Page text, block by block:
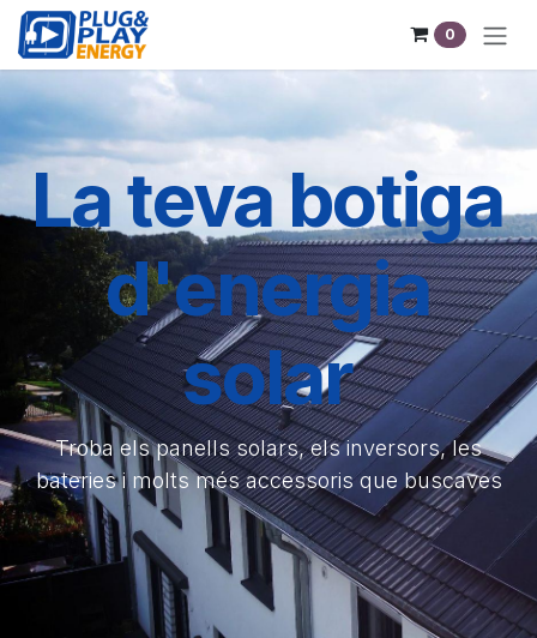
Skip to Content
0
La teva botiga
d'energia
solar
Troba els panells solars, els inversors, les
bateries i molts més accessoris que buscaves